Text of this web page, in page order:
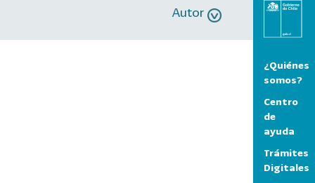
Autor
¿Quiénes
somos?
Centro
de
ayuda
Trámites
Digitales